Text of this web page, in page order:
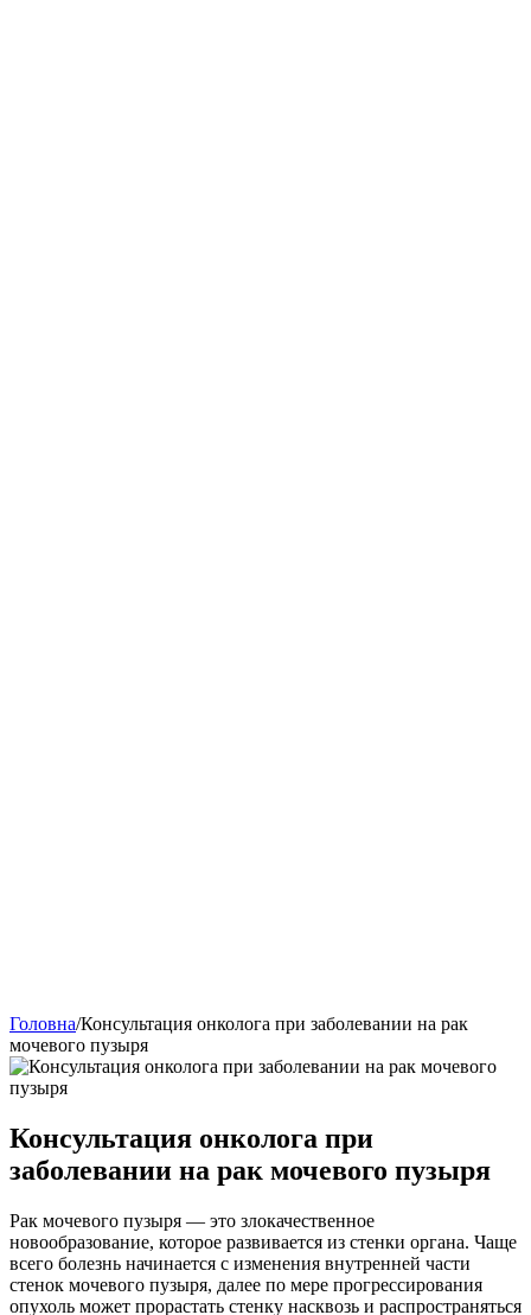
Головна/Консультация онколога при заболевании на рак
мочевого пузыря
Консультация онколога при
заболевании на рак мочевого пузыря
Рак мочевого пузыря — это злокачественное
новообразование, которое развивается из стенки органа. Чаще
всего болезнь начинается с изменения внутренней части
стенок мочевого пузыря, далее по мере прогрессирования
опухоль может прорастать стенку насквозь и распространяться